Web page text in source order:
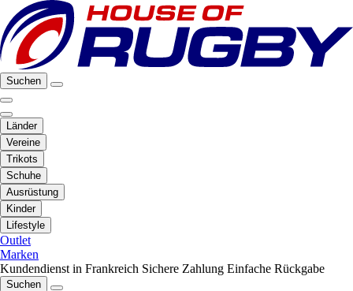
Suchen
Länder
Vereine
Trikots
Schuhe
Ausrüstung
Kinder
Lifestyle
Outlet
Marken
Kundendienst in Frankreich Sichere Zahlung Einfache Rückgabe
Suchen